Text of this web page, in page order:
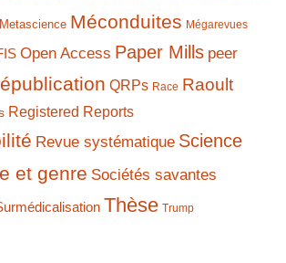
Metascience Méconduites Mégarevues
Open Access Paper Mills peer
QRPs Race Raoult
Registered Reports
Revue systématique Science
et genre Sociétés savantes
Thèse Trump